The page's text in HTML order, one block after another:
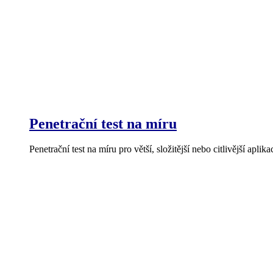
Penetrační test na míru
Penetrační test na míru pro větší, složitější nebo citlivější